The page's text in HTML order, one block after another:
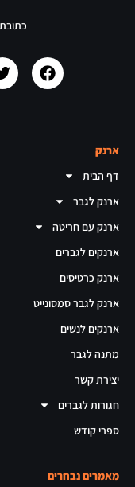
כתובת:
ארנק
דף הבית
ארנק לגבר
ארנק עם חריטה
ארנקים לגברים
ארנק כרטיסים
ארנק לגבר סמסונייט
ארנקים לנשים
מתנה לגבר
יצירת קשר
חגורות לגברים
ספרי קודש
מאמרים נבחרים